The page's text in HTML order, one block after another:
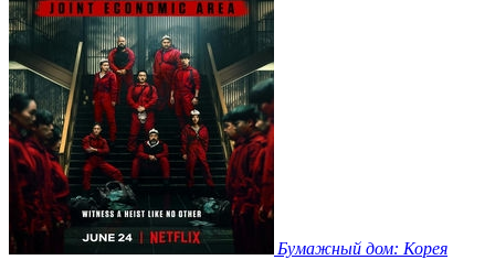
Бумажный дом: Корея